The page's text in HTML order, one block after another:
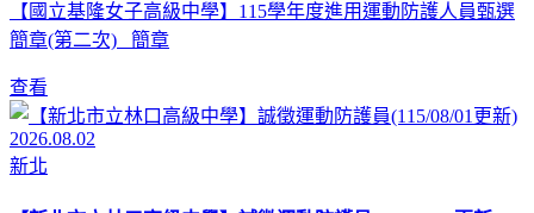
【國立基隆女子高級中學】115學年度進用運動防護人員甄選
簡章(第二次) 簡章
查看
2026.08.02
新北